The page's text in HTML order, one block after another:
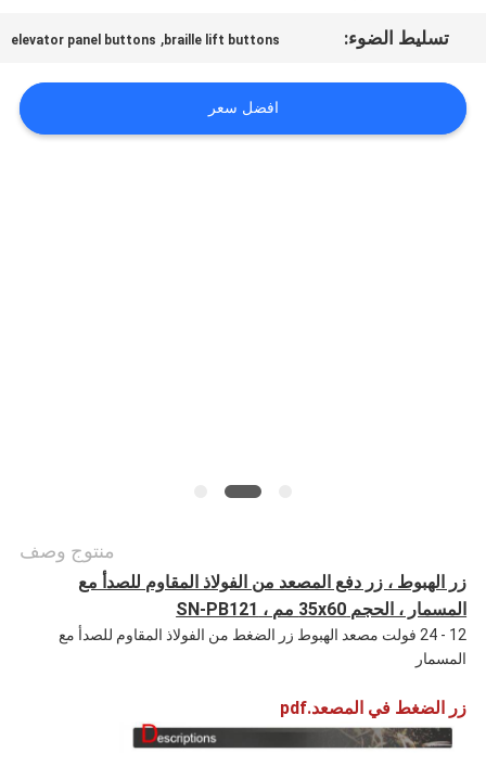
بنا
تسليط الضوء: braille lift buttons
,
elevator panel buttons
افضل سعر
منتوج وصف
زر الهبوط ، زر دفع المصعد من الفولاذ المقاوم للصدأ مع
المسمار ، الحجم 35x60 مم ، SN-PB121
12 - 24 فولت مصعد الهبوط زر الضغط من الفولاذ المقاوم للصدأ مع
المسمار
زر الضغط في المصعد.pdf